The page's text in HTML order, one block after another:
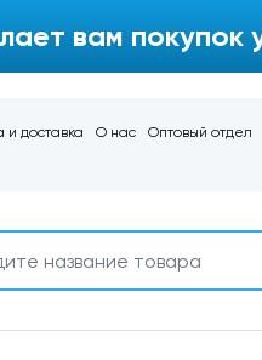
вам покупок
и доставка О нас Оптовый отдел